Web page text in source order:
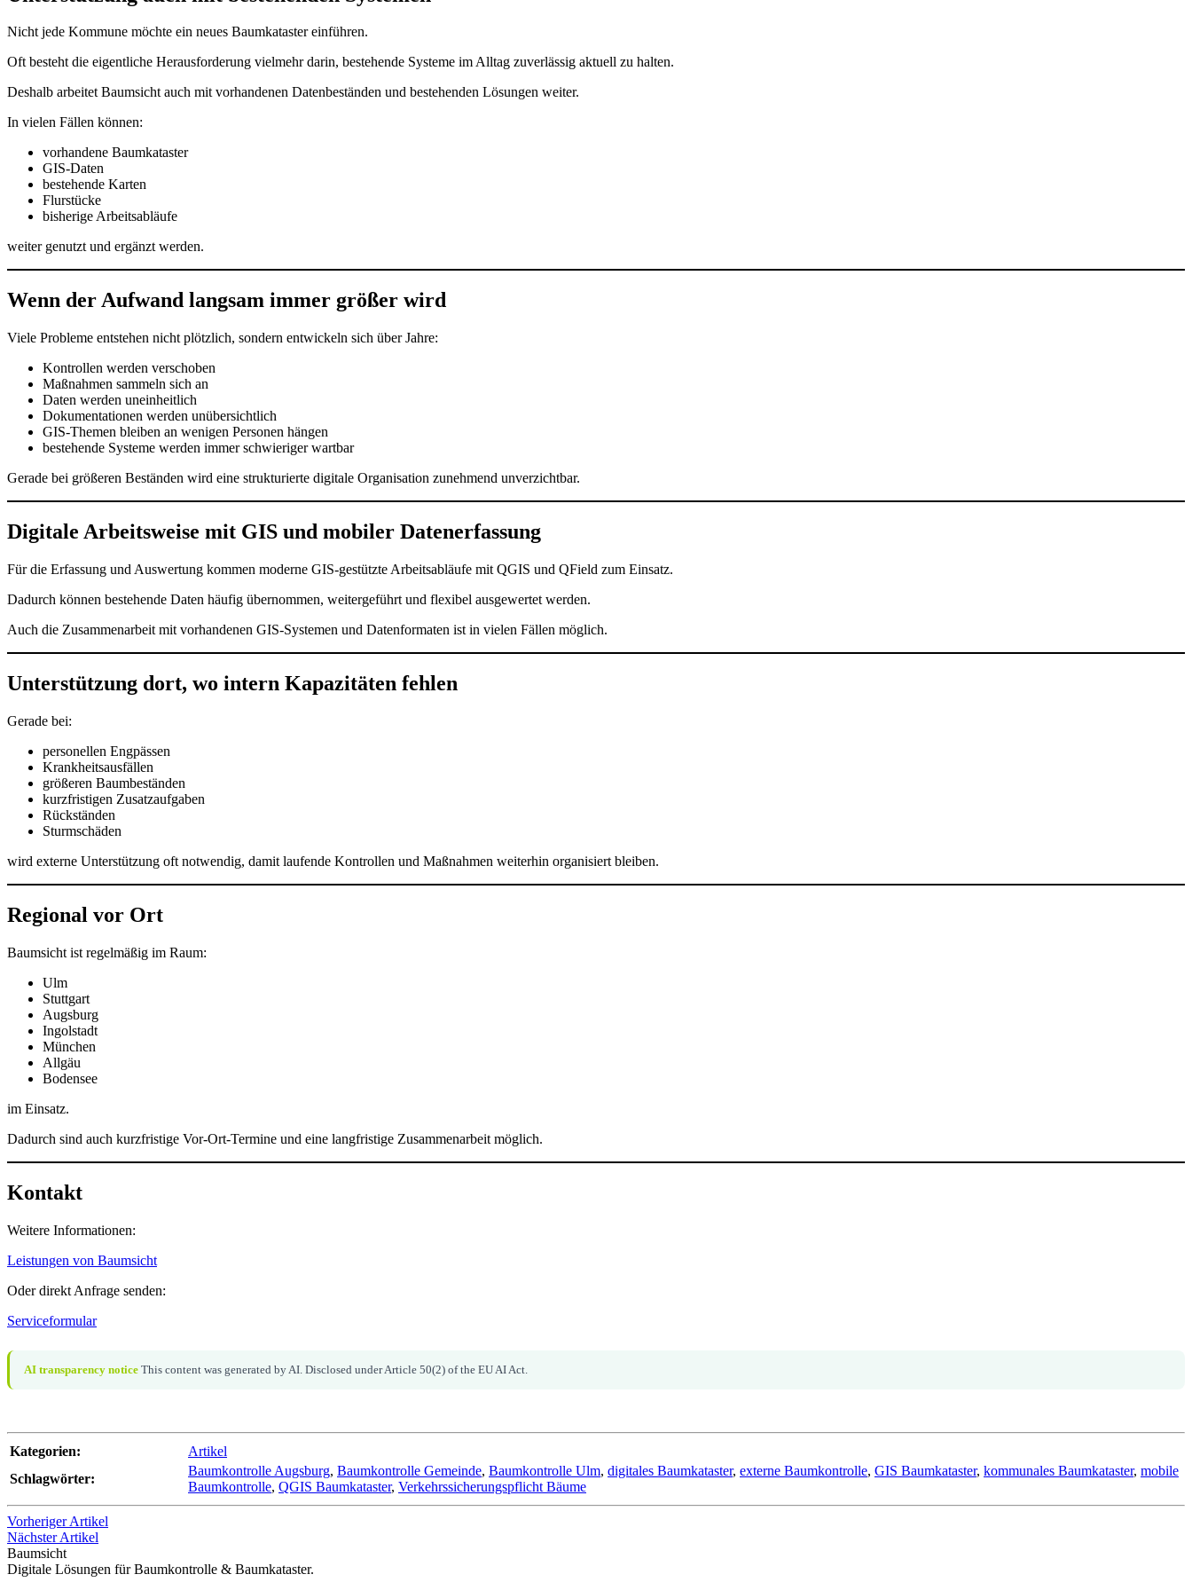
Nicht jede Kommune möchte ein neues Baumkataster einführen.
Oft besteht die eigentliche Herausforderung vielmehr darin, bestehende Systeme im Alltag zuverlässig aktuell zu halten.
Deshalb arbeitet Baumsicht auch mit vorhandenen Datenbeständen und bestehenden Lösungen weiter.
In vielen Fällen können:
vorhandene Baumkataster
GIS-Daten
bestehende Karten
Flurstücke
bisherige Arbeitsabläufe
weiter genutzt und ergänzt werden.
Wenn der Aufwand langsam immer größer wird
Viele Probleme entstehen nicht plötzlich, sondern entwickeln sich über Jahre:
Kontrollen werden verschoben
Maßnahmen sammeln sich an
Daten werden uneinheitlich
Dokumentationen werden unübersichtlich
GIS-Themen bleiben an wenigen Personen hängen
bestehende Systeme werden immer schwieriger wartbar
Gerade bei größeren Beständen wird eine strukturierte digitale Organisation zunehmend unverzichtbar.
Digitale Arbeitsweise mit GIS und mobiler Datenerfassung
Für die Erfassung und Auswertung kommen moderne GIS-gestützte Arbeitsabläufe mit QGIS und QField zum Einsatz.
Dadurch können bestehende Daten häufig übernommen, weitergeführt und flexibel ausgewertet werden.
Auch die Zusammenarbeit mit vorhandenen GIS-Systemen und Datenformaten ist in vielen Fällen möglich.
Unterstützung dort, wo intern Kapazitäten fehlen
Gerade bei:
personellen Engpässen
Krankheitsausfällen
größeren Baumbeständen
kurzfristigen Zusatzaufgaben
Rückständen
Sturmschäden
wird externe Unterstützung oft notwendig, damit laufende Kontrollen und Maßnahmen weiterhin organisiert bleiben.
Regional vor Ort
Baumsicht ist regelmäßig im Raum:
Ulm
Stuttgart
Augsburg
Ingolstadt
München
Allgäu
Bodensee
im Einsatz.
Dadurch sind auch kurzfristige Vor-Ort-Termine und eine langfristige Zusammenarbeit möglich.
Kontakt
Weitere Informationen:
Leistungen von Baumsicht
Oder direkt Anfrage senden:
Serviceformular
AI transparency notice This content was generated by AI. Disclosed under Article 50(2) of the EU AI Act.
Kategorien:
Artikel
Schlagwörter:
Baumkontrolle Augsburg, Baumkontrolle Gemeinde, Baumkontrolle Ulm, digitales Baumkataster, externe Baumkontrolle, GIS Baumkataster, kommunales Baumkataster, mobile
Baumkontrolle, QGIS Baumkataster, Verkehrssicherungspflicht Bäume
Vorheriger Artikel
Nächster Artikel
Baumsicht
Digitale Lösungen für Baumkontrolle & Baumkataster.